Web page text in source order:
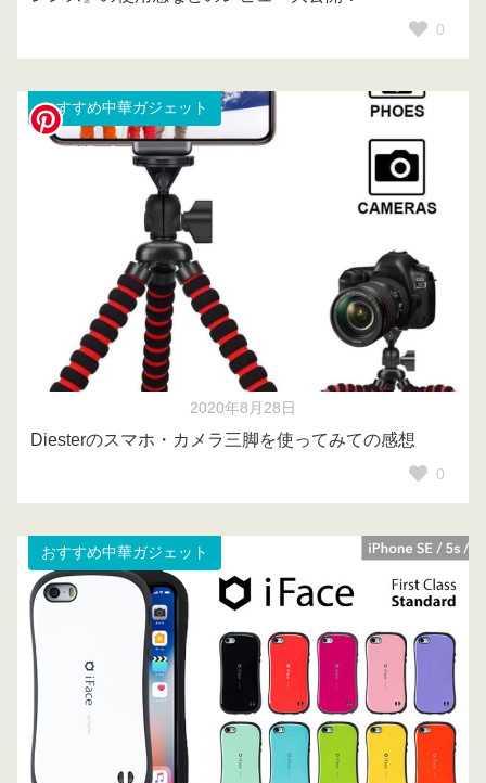
0
おすすめ中華ガジェット
2020年8月28日
Diesterのスマホ・カメラ三脚を使ってみての感想
0
おすすめ中華ガジェット